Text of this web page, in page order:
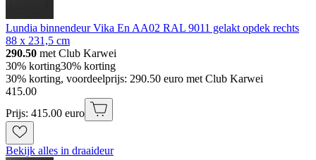
Lundia binnendeur Vika En AA02 RAL 9011 gelakt opdek rechts
88 x 231,5 cm
290.50 met Club Karwei
30% korting30% korting
30% korting, voordeelprijs: 290.50 euro met Club Karwei
415.00
Prijs: 415.00 euro
Bekijk alles in draaideur